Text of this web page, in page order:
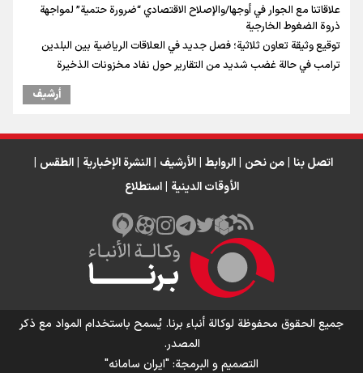
علاقاتنا مع الجوار في أوجها/والإصلاح الاقتصادي “ضرورة حتمية” لمواجهة
ذروة الضغوط الخارجية
توقيع وثيقة تعاون ثلاثية؛ فصل جديد في العلاقات الرياضية بين البلدين
ترامب في حالة غضب شديد من التقارير حول نفاد مخزونات الذخيرة
أرشیف
اتصل بنا من نحن الروابط الأرشيف النشرة الإخبارية الطقس
الأوقات الدينية استطلاع
جميع الحقوق محفوظة لوكالة أنباء برنا. يُسمح باستخدام المواد مع ذكر
المصدر.
التصمیم و البرمجة:"ایران سامانه"